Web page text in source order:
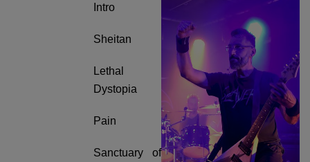
Intro
Sheitan
Lethal
Dystopia
Pain
Sanctuary of